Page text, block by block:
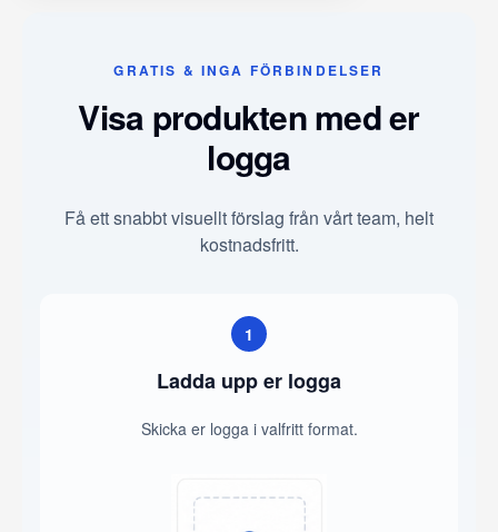
GRATIS & INGA FÖRBINDELSER
Visa produkten med er
logga
Få ett snabbt visuellt förslag från vårt team, helt
kostnadsfritt.
1
Ladda upp er logga
Skicka er logga i valfritt format.